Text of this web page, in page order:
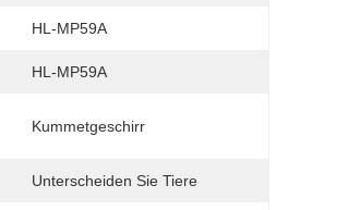
HL-MP59A
HL-MP59A
Kummetgeschirr
Unterscheiden Sie Tiere